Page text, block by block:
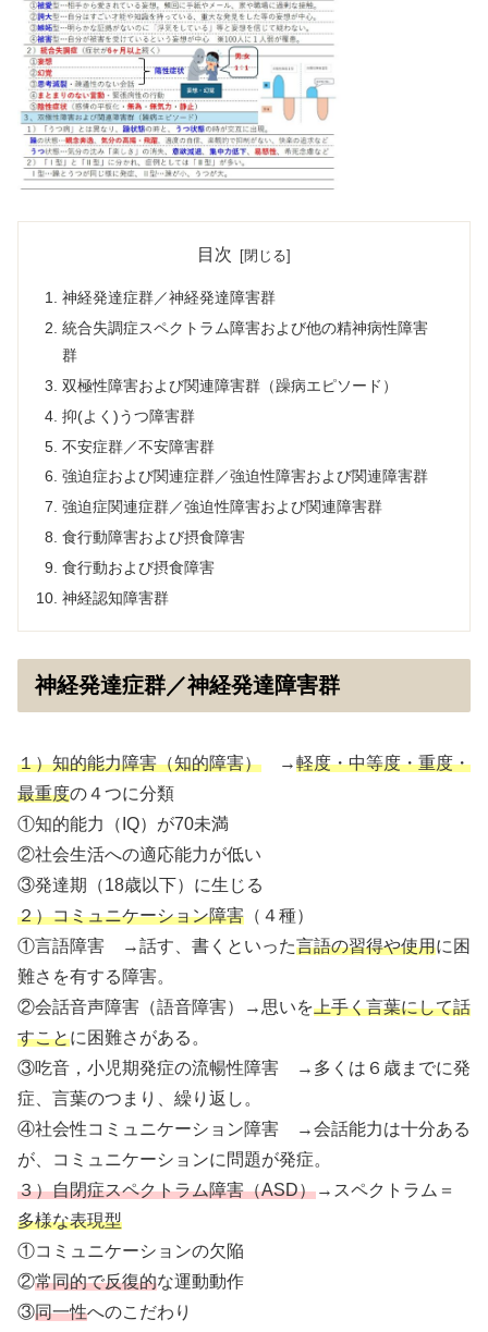
目次
神経発達症群／神経発達障害群
統合失調症スペクトラム障害および他の精神病性障害
群
双極性障害および関連障害群（躁病エピソード）
抑(よく)うつ障害群
不安症群／不安障害群
強迫症および関連症群／強迫性障害および関連障害群
強迫症関連症群／強迫性障害および関連障害群
食行動障害および摂食障害
食行動および摂食障害
神経認知障害群
神経発達症群／神経発達障害群
１）知的能力障害（知的障害） →軽度・中等度・重度・
最重度の４つに分類
①知的能力（IQ）が70未満
②社会生活への適応能力が低い
③発達期（18歳以下）に生じる
２）コミュニケーション障害 （４種）
①言語障害 →話す、書くといった言語の習得や使用に困
難さを有する障害。
②会話音声障害（語音障害）→思いを上手く言葉にして話
すことに困難さがある。
③吃音，小児期発症の流暢性障害 →多くは６歳までに発
症、言葉のつまり、繰り返し。
④社会性コミュニケーション障害 →会話能力は十分ある
が、コミュニケーションに問題が発症。
３）自閉症スペクトラム障害（ASD）→スペクトラム＝
多様な表現型
①コミュニケーションの欠陥
②常同的で反復的な運動動作
③同一性へのこだわり